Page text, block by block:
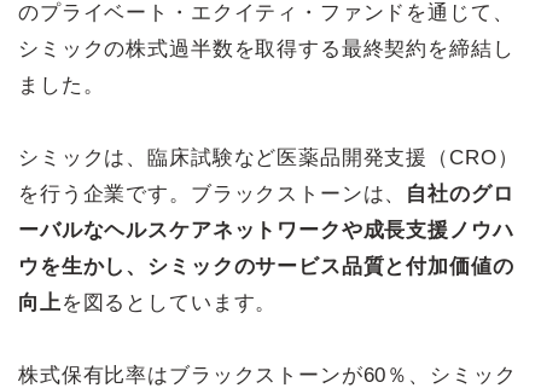
のプライベート・エクイティ・ファンドを通じて、
シミックの株式過半数を取得する最終契約を締結し
ました。
シミックは、臨床試験など医薬品開発支援（CRO）
を行う企業です。ブラックストーンは、 自社のグロ
ーバルなヘルスケアネットワークや成長支援ノウハ
ウを生かし、シミックのサービス品質と付加価値の
向上を図るとしています。
株式保有比率はブラックストーンが60％、シミック